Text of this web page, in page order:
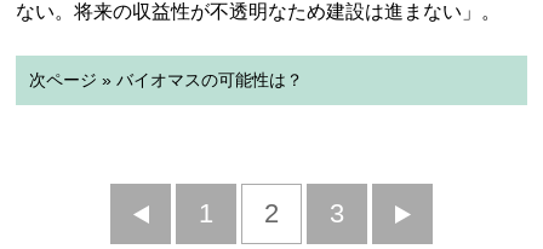
ない。将来の収益性が不透明なため建設は進まない」。
次ページ » バイオマスの可能性は？
前
1 2 3